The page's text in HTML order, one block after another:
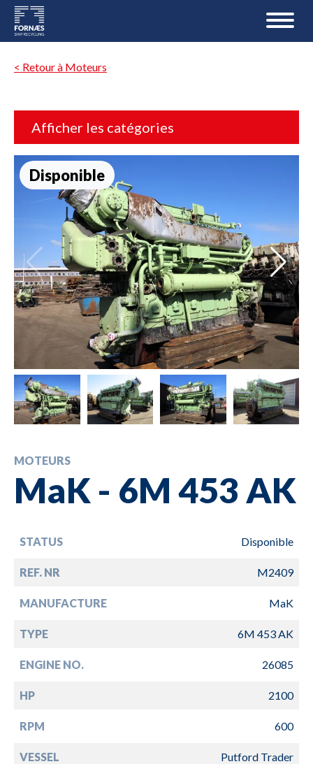
< Retour à Moteurs
Afficher les catégories
Disponible
MOTEURS
MaK - 6M 453 AK
STATUS Disponible
REF. NR M2409
MANUFACTURE MaK
TYPE 6M 453 AK
ENGINE NO. 26085
HP 2100
RPM 600
VESSEL Putford Trader